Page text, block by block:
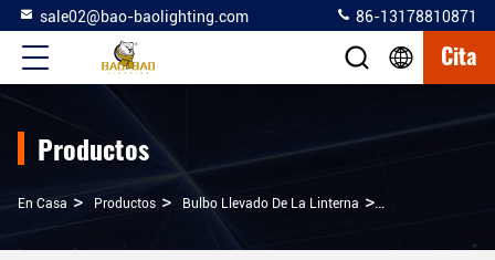
sale02@bao-baolighting.com 86-13178810871
Cita
Productos
En Casa > Productos > Bulbo Llevado De La Linterna >